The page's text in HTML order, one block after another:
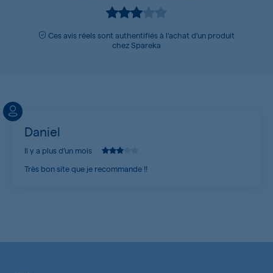
Ces avis réels sont authentifiés à l’achat d’un produit
chez Spareka
Daniel
Il y a plus d’un mois
Très bon site que je recommande !!